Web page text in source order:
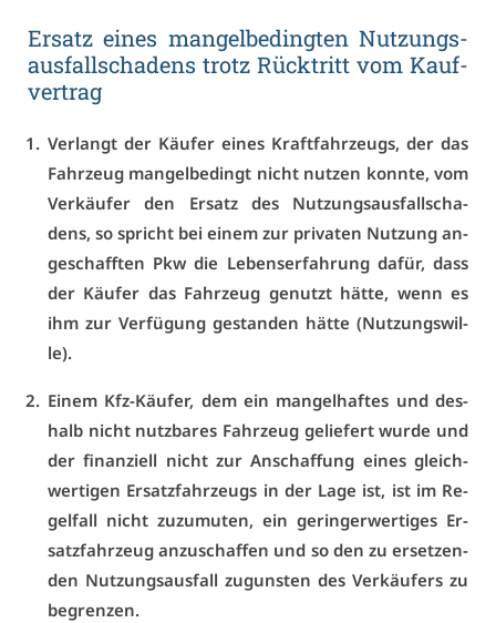
Er­satz ei­nes man­gel­be­ding­ten Nut­zungs­
aus­fall­scha­dens trotz Rück­tritt vom Kauf­
ver­trag
Ver­langt der Käu­fer ei­nes Kraft­fahr­zeugs, der das
Fahr­zeug man­gel­be­dingt nicht nut­zen konn­te, vom
Ver­käu­fer den Er­satz des Nut­zungs­aus­fall­scha­
dens, so spricht bei ei­nem zur pri­va­ten Nut­zung an­
ge­schaff­ten Pkw die Le­bens­er­fah­rung da­für, dass
der Käu­fer das Fahr­zeug ge­nutzt hät­te, wenn es
ihm zur Ver­fü­gung ge­stan­den hät­te (Nut­zungs­wil­
le).
Ei­nem Kfz-Käu­fer, dem ein man­gel­haf­tes und des­
halb nicht nutz­ba­res Fahr­zeug ge­lie­fert wur­de und
der fi­nan­zi­ell nicht zur An­schaf­fung ei­nes gleich­
wer­ti­gen Er­satz­fahr­zeugs in der La­ge ist, ist im Re­
gel­fall nicht zu­zu­mu­ten, ein ge­rin­ger­wer­ti­ges Er­
satz­fahr­zeug an­zu­schaf­fen und so den zu er­set­zen­
den Nut­zungs­aus­fall zu­guns­ten des Ver­käu­fers zu
be­gren­zen.